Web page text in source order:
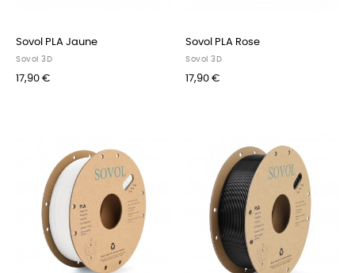
Sovol PLA Jaune
Sovol 3D
17,90 €
Sovol PLA Rose
Sovol 3D
17,90 €